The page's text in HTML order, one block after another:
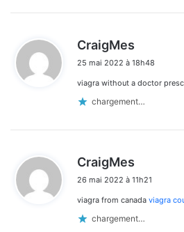
CraigMes
t
25 mai 2022 à 18h48
viagra without a doctor
chargement…
CraigMes
t
26 mai 2022 à 11h21
viagra from canada viagra
chargement…